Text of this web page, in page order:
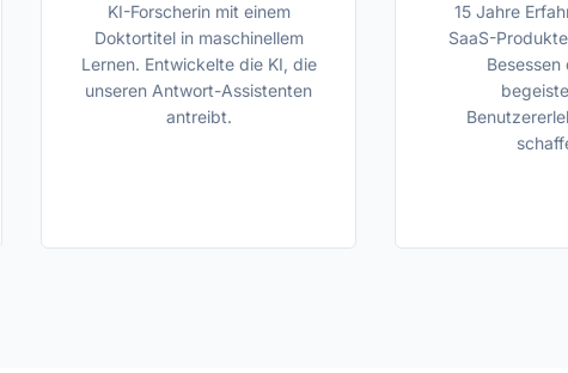
KI-Forscherin mit einem
Doktortitel in maschinellem
Lernen. Entwickelte die KI, die
unseren Antwort-Assistenten
antreibt.
15 Jahre
SaaS-
Besessen